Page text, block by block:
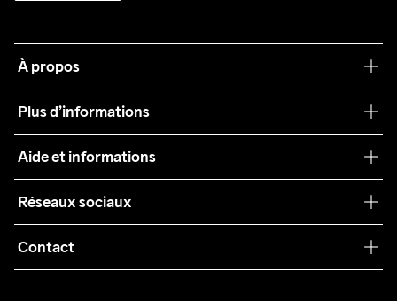
À propos
Plus d’informations
Teamwear
Durabilité
Collaborations
Aide et informations
Conditions générales
Retours
Réseaux sociaux
Contact